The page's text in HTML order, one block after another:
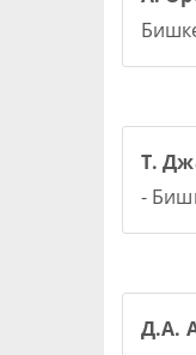
Т.
-
Д.А.